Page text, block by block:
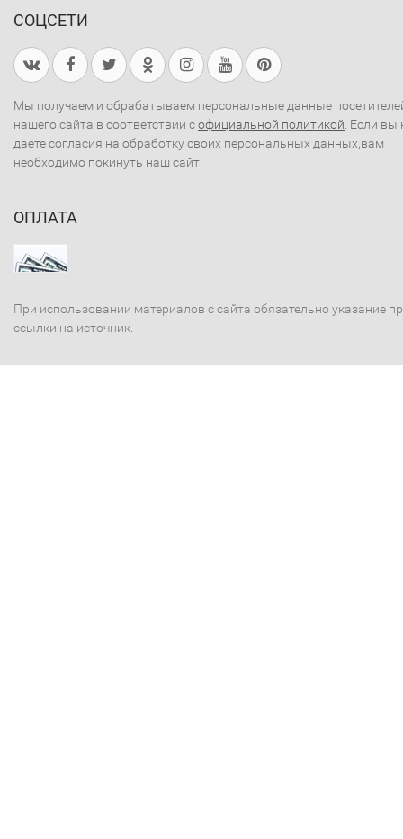
СОЦСЕТИ
Мы получаем и обрабатываем персональные данные
нашего сайта в соответствии софициальной политикой . Если вы
даете согласия на обработку своих персональных данных,вам
необходимо покинуть наш сайт.
ОПЛАТА
При использовании материалов с сайта обязательно указание
ссылки на источник.